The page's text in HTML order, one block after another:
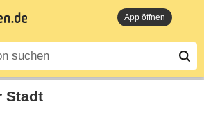
App öffnen
Stadt